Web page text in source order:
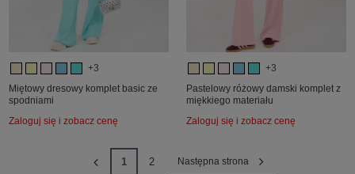
+3
Miętowy dresowy komplet basic ze
spodniami
Zaloguj się i zobacz cenę
+3
Pastelowy różowy damski komplet z
miękkiego materiału
Zaloguj się i zobacz cenę
1 2 Następna strona